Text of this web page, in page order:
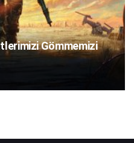
Gömmemizi